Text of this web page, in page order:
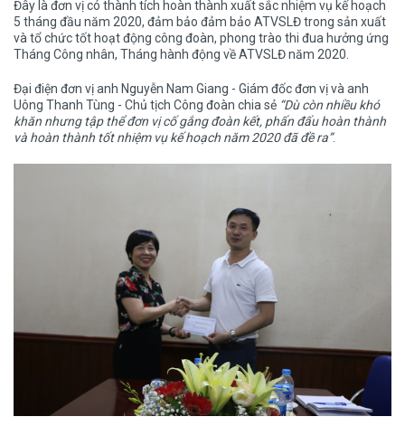
Đây là đơn vị có thành tích hoàn thành xuất sắc nhiệm vụ kế hoạch
5 tháng đầu năm 2020, đảm bảo đảm bảo ATVSLĐ trong sản xuất
và tổ chức tốt hoạt động công đoàn, phong trào thi đua hưởng ứng
Tháng Công nhân, Tháng hành động về ATVSLĐ năm 2020.
Đại điện đơn vị anh Nguyễn Nam Giang - Giám đốc đơn vị và anh
Uông Thanh Tùng - Chủ tịch Công đoàn chia sẻ “Dù còn nhiều khó
khăn nhưng tập thể đơn vị cố gắng đoàn kết, phấn đấu hoàn thành
và hoàn thành tốt nhiệm vụ kế hoạch năm 2020 đã đề ra”.